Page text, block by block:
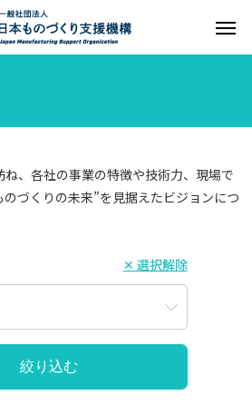
ね、各社の事業の特徴や技術力、現場で
のづくりの未来”を見据えたビジョンにつ
✕ 選択解除
絞り込む